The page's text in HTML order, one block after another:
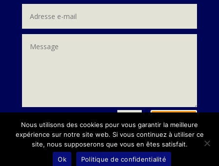
10 + 14= Envoi
Nous utilisons des cookies pour vous garantir la meilleure
expérience sur notre site web. Si vous continuez à utiliser ce
site, nous supposerons que vous en êtes satisfait.
Ok
Politique de confidentialité